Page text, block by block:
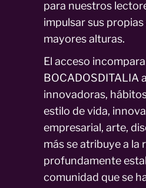
para nuestros
impulsar sus
mayores alturas.
El acceso
BOCADOSDITALIA
innovadoras,
estilo de vida,
empresarial, arte,
más se atribuye a la
profundamente
comunidad que se